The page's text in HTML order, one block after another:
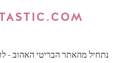
נתחיל מהאתר הבריטי האהוב -